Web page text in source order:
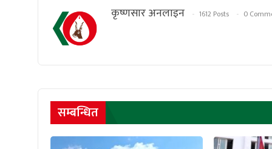
कृष्णसार अनलाइन 1612 Posts 0
सम्बन्धित